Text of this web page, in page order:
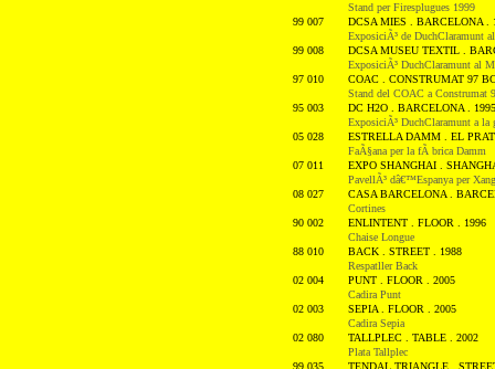
Stand per Firesplugues 1999
99 007
DCSA MIES . BARCELONA .
ExposiciÃ³ de DuchClaramunt
99 008
DCSA MUSEU TEXTIL .
ExposiciÃ³ DuchClaramunt al
97 010
COAC . CONSTRUMAT 97
Stand del COAC a Construmat
95 003
DC H2O . BARCELONA . 1995
ExposiciÃ³ DuchClaramunt a la
05 028
ESTRELLA DAMM . EL
FaÃ§ana per la fÃ brica Damm
07 011
EXPO SHANGHAI .
PavellÃ³ dâ€™Espanya per
08 027
CASA BARCELONA .
Cortines
90 002
ENLINTENT . FLOOR . 1996
Chaise Longue
88 010
BACK . STREET . 1988
Respatller Back
02 004
PUNT . FLOOR . 2005
Cadira Punt
02 003
SEPIA . FLOOR . 2005
Cadira Sepia
02 080
TALLPLEC . TABLE . 2002
Plata Tallplec
99 035
TENDAL TRIANGLE .